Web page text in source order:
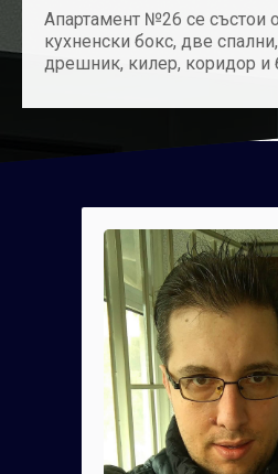
Апартамент №26 се състои
кухненски бокс, две
дрешник, килер, коридор и